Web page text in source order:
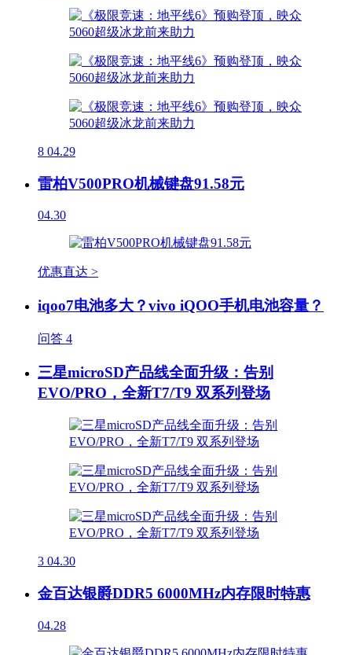
8 04.29
雷柏V500PRO机械键盘91.58元
04.30
优惠直达 >
iqoo7电池多大？vivo iQOO手机电池容量？
问答 4
三星microSD产品线全面升级：告别
EVO/PRO，全新T7/T9 双系列登场
3 04.30
金百达银爵DDR5 6000MHz内存限时特惠
04.28